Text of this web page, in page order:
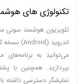
تکنولوژی های هوشمند
می‌توانید به
بپردازید. همچنین با